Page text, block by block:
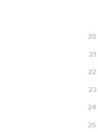
20
21
22
23
24
25